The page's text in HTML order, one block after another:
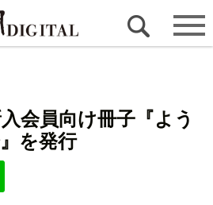
会員向け冊子『よう
を発行